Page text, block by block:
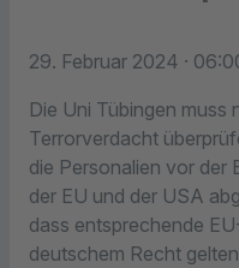
29. Februar 2024 ·
Die Uni Tübingen muss
Terrorverdacht
die Personalien vor der
der EU und der USA
dass entsprechende
deutschem Recht